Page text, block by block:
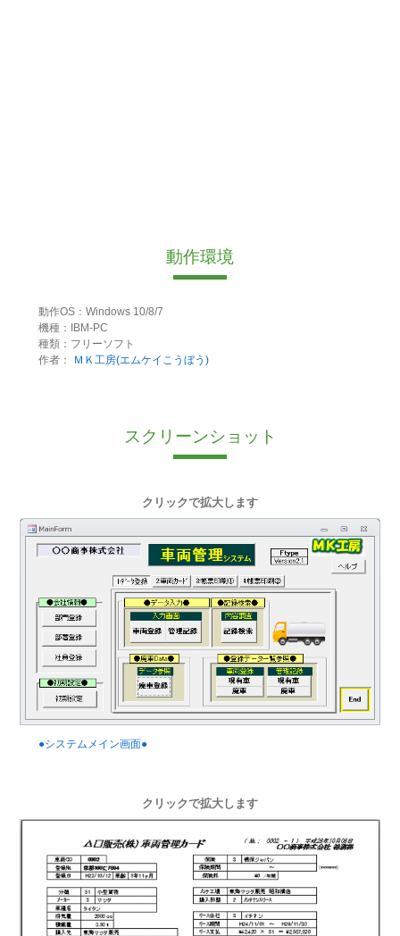
動作環境
動作OS：Windows 10/8/7
機種：IBM-PC
種類：フリーソフト
作者：
ＭＫ工房(エムケイこうぼう)
スクリーンショット
クリックで拡大します
●システムメイン画面●
クリックで拡大します